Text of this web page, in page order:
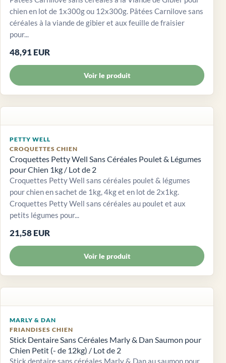
chien en lot de 1x300g ou 12x300g. Pâtées Carnilove sans
céréales à la viande de gibier et aux feuille de fraisier
pour...
48,91 EUR
Voir le produit
PETTY WELL
CROQUETTES CHIEN
Croquettes Petty Well Sans Céréales Poulet & Légumes
pour Chien 1kg / Lot de 2
Croquettes Petty Well sans céréales poulet & légumes
pour chien en sachet de 1kg, 4kg et en lot de 2x1kg.
Croquettes Petty Well sans céréales au poulet et aux
petits légumes pour...
21,58 EUR
Voir le produit
MARLY & DAN
FRIANDISES CHIEN
Stick Dentaire Sans Céréales Marly & Dan Saumon pour
Chien Petit (- de 12kg) / Lot de 2
Stick dentaire sans céréales Marly & Dan au saumon pour